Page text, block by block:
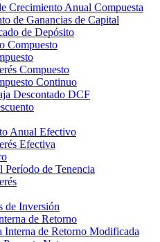
Crecimiento Anual Compuesta
de Ganancias de Capital
de Depósito
Compuesto
Compuesto
Continuo
Descontado DCF
Anual Efectivo
Efectiva
Período de Tenencia
de Inversión
de Retorno
de Retorno Modificada